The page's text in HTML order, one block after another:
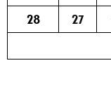
27
28